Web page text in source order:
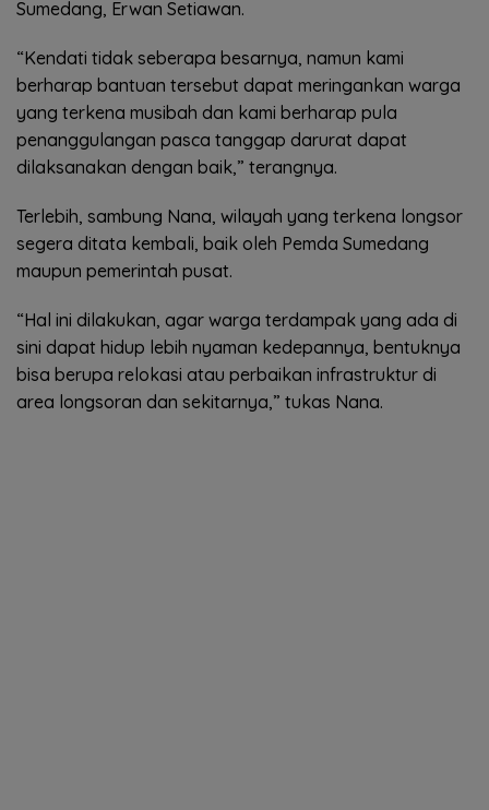
Sumedang, Erwan Setiawan.
“Kendati tidak seberapa besarnya, namun kami
berharap bantuan tersebut dapat meringankan warga
yang terkena musibah dan kami berharap pula
penanggulangan pasca tanggap darurat dapat
dilaksanakan dengan baik,” terangnya.
Terlebih, sambung Nana, wilayah yang terkena longsor
segera ditata kembali, baik oleh Pemda Sumedang
maupun pemerintah pusat.
“Hal ini dilakukan, agar warga terdampak yang ada di
sini dapat hidup lebih nyaman kedepannya, bentuknya
bisa berupa relokasi atau perbaikan infrastruktur di
area longsoran dan sekitarnya,” tukas Nana.